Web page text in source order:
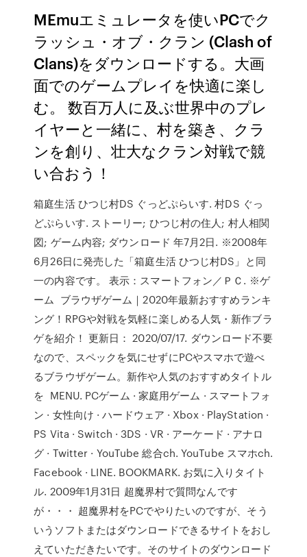
MEmuエミュレータを使いPCでク
ラッシュ・オブ・クラン (Clash of
Clans)をダウンロードする。大画
面でのゲームプレイを快適に楽し
む。 数百万人に及ぶ世界中のプレ
イヤーと一緒に、村を築き、クラ
ンを創り、壮大なクラン対戦で競
い合おう！
箱庭生活 ひつじ村DS ぐっどぷらいす. 村DS ぐっ
どぷらいす. ストーリー; ひつじ村の住人; 村人相関
図; ゲーム内容; ダウンロード 年7月2日. ※2008年
6月26日に発売した「箱庭生活 ひつじ村DS」と同
一の内容です。 表示：スマートフォン／ＰＣ. ※ゲ
ーム ブラウザゲーム｜2020年最新おすすめランキ
ング！RPGや対戦を気軽に楽しめる人気・新作ブラ
ゲを紹介！ 更新日： 2020/07/17. ダウンロード不要
なので、スペックを気にせずにPCやスマホで遊べ
るブラウザゲーム。新作や人気のおすすめタイトル
を MENU. PCゲーム · 家庭用ゲーム · スマートフォ
ン · 女性向け · ハードウェア · Xbox · PlayStation ·
PS Vita · Switch · 3DS · VR · アーケード · アナロ
グ · Twitter · YouTube 総合ch. YouTube スマホch.
Facebook · LINE. BOOKMARK. お気に入りタイト
ル. 2009年1月31日 超魔界村で質問なんです
が・・・ 超魔界村をPCでやりたいのですが、そう
いうソフトまたはダウンロードできるサイトをおし
えていただきたいです。そのサイトのダウンロード